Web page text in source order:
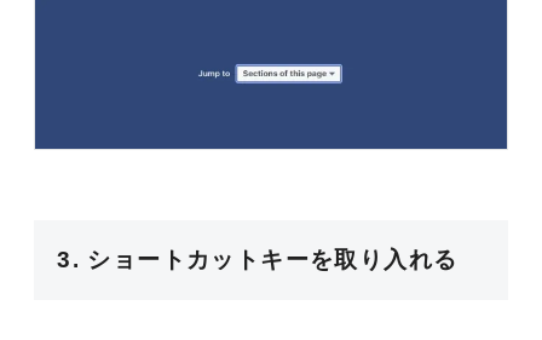
3. ショートカットキーを取り入れる